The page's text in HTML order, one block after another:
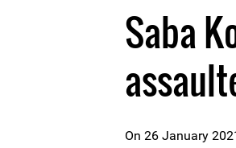
Saba
On 26 January